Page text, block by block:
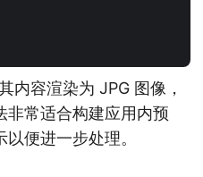
内容渲染为 JPG 图像，
非常适合构建应用内预
便进一步处理。